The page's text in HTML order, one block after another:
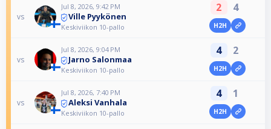
vs
Jul 8, 2026, 9:42 PM
Ville Pyykönen
Keskiviikon 10-pallo
2 4
H2H
vs
Jul 8, 2026, 9:04 PM
Jarno Salonmaa
Keskiviikon 10-pallo
4 2
H2H
vs
Jul 8, 2026, 7:40 PM
Aleksi Vanhala
Keskiviikon 10-pallo
4 1
H2H